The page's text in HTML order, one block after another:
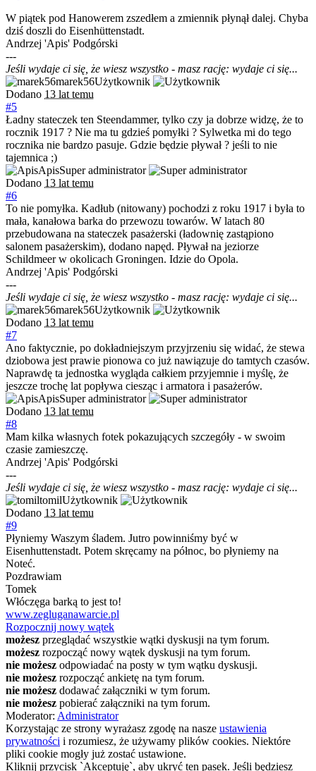
W piątek pod Hanowerem zszedłem a zmiennik płynął dalej. Chyba
dziś doszli do Eisenhüttenstadt.
Andrzej 'Apis' Podgórski
---
Jeśli wydaje ci się, że wiesz wszystko - masz rację: wydaje ci się...
marek56Użytkownik
Dodano 13 lat temu
#5
Ładny stateczek ten Steendammer, tylko czy ja dobrze widzę, że to
rocznik 1917 ? Nie ma tu gdzieś pomyłki ? Sylwetka mi do tego
rocznika nie bardzo pasuje. Gdzie będzie pływał ? jeśli to nie
tajemnica ;)
ApisSuper administrator
Dodano 13 lat temu
#6
To nie pomyłka. Kadłub (nitowany) pochodzi z roku 1917 i była to
mała, kanałowa barka do przewozu towarów. W latach 80
przebudowana na stateczek pasażerski (ładownię zastąpiono
salonem pasażerskim), dodano napęd. Pływał na jeziorze
Schildmeer w okolicach Groningen. Idzie do Opola.
Andrzej 'Apis' Podgórski
---
Jeśli wydaje ci się, że wiesz wszystko - masz rację: wydaje ci się...
marek56Użytkownik
Dodano 13 lat temu
#7
Ano faktycznie, po dokładniejszym przyjrzeniu się widać, że stewa
dziobowa jest prawie pionowa co już nawiązuje do tamtych czasów.
Naprawdę ta jednostka wygląda całkiem przyjemnie i myślę, że
jeszcze trochę lat popływa ciesząc i armatora i pasażerów.
ApisSuper administrator
Dodano 13 lat temu
#8
Mam kilka własnych fotek pokazujących szczegóły - w swoim
czasie zamieszczę.
Andrzej 'Apis' Podgórski
---
Jeśli wydaje ci się, że wiesz wszystko - masz rację: wydaje ci się...
tomilUżytkownik
Dodano 13 lat temu
#9
Płyniemy Waszym śladem. Jutro powinniśmy być w
Eisenhuttenstadt. Potem skręcamy na północ, bo płyniemy na
Noteć.
Pozdrawiam
Tomek
Włóczęga barką to jest to!
www.zegluganawarcie.pl
Rozpocznij nowy wątek
możesz przeglądać wszystkie wątki dyskusji na tym forum.
możesz rozpocząć nowy wątek dyskusji na tym forum.
nie możesz odpowiadać na posty w tym wątku dyskusji.
nie możesz rozpocząć ankietę na tym forum.
nie możesz dodawać załączniki w tym forum.
nie możesz pobierać załączniki na tym forum.
Moderator: Administrator
Korzystając ze strony wyrażasz zgodę na nasze ustawienia
prywatności i rozumiesz, że używamy plików cookies. Niektóre
pliki cookie mogły już zostać ustawione.
Kliknij przycisk `Akceptuję`, aby ukryć ten pasek. Jeśli będziesz